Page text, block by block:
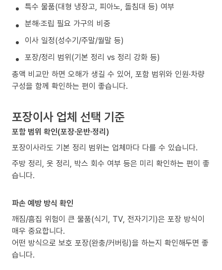
특수 물품(대형 냉장고, 피아노, 돌침대 등) 여부
분해·조립 필요 가구의 비중
이사 일정(성수기/주말/월말 등)
포장/정리 범위(기본 정리 vs 정리 강화 등)
총액 비교만 하면 오해가 생길 수 있어, 포함 범위와 인원·차량
구성을 함께 확인하는 편이 좋습니다.
포장이사 업체 선택 기준
포함 범위 확인(포장·운반·정리)
포장이사라도 기본 정리 범위는 업체마다 다를 수 있습니다.
주방 정리, 옷 정리, 박스 회수 여부 등은 미리 확인하는 편이 좋
습니다.
파손 예방 방식 확인
깨짐/흠집 위험이 큰 물품(식기, TV, 전자기기)은 포장 방식이
매우 중요합니다.
어떤 방식으로 보호 포장(완충/커버링)을 하는지 확인해두면 좋
습니다.